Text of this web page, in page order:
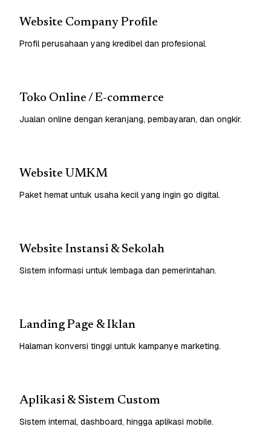
Website Company Profile
Profil perusahaan yang kredibel dan profesional.
Toko Online / E-commerce
Jualan online dengan keranjang, pembayaran, dan ongkir.
Website UMKM
Paket hemat untuk usaha kecil yang ingin go digital.
Website Instansi & Sekolah
Sistem informasi untuk lembaga dan pemerintahan.
Landing Page & Iklan
Halaman konversi tinggi untuk kampanye marketing.
Aplikasi & Sistem Custom
Sistem internal, dashboard, hingga aplikasi mobile.